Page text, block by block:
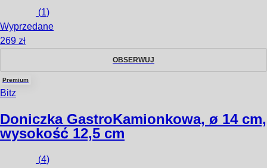
(1)
Wyprzedane
269 zł
OBSERWUJ
Premium
Bitz
Doniczka GastroKamionkowa, ø 14 cm,
wysokość 12,5 cm
(4)